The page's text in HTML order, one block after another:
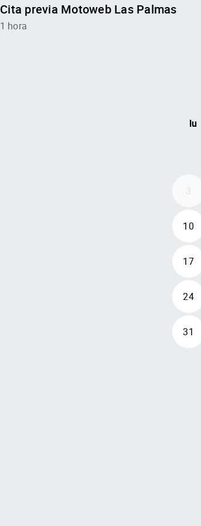
Cita previa Motoweb Las Palmas
1 hora
lu
3
10
17
24
31